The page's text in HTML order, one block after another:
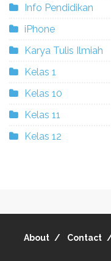
Info Pendidikan
iPhone
Karya Tulis Ilmiah
Kelas 1
Kelas 10
Kelas 11
Kelas 12
About Contact